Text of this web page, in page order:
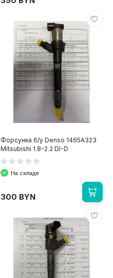
Форсунка б/у Denso 1465A323
Mitsubishi 1.8-2.2 DI-D
На складе
300 BYN